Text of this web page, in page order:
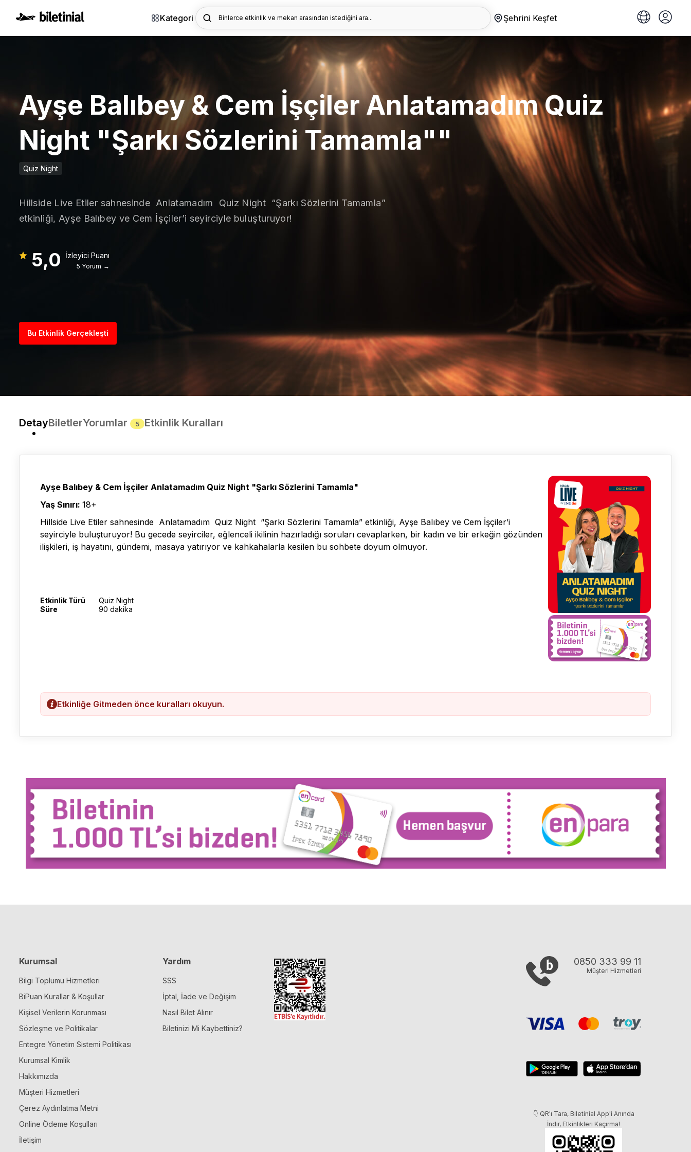
Kategori Binlerce etkinlik ve mekan arasından istediğini ara... Şehrini Keşfet
Ayşe Balıbey & Cem İşçiler Anlatamadım Quiz
Night "Şarkı Sözlerini Tamamla""
Quiz Night
Hillside Live Etiler sahnesinde Anlatamadım Quiz Night “Şarkı Sözlerini Tamamla”
etkinliği, Ayşe Balıbey ve Cem İşçiler’i seyirciyle buluşturuyor!
5,0 İzleyici Puanı
5 Yorum →
Bu Etkinlik Gerçekleşti
DetayBiletlerYorumlar 5 Etkinlik Kuralları
Ayşe Balıbey & Cem İşçiler Anlatamadım Quiz Night "Şarkı Sözlerini Tamamla"
Yaş Sınırı: 18+
Hillside Live Etiler sahnesinde Anlatamadım Quiz Night “Şarkı Sözlerini Tamamla” etkinliği, Ayşe Balıbey ve Cem İşçiler’i
seyirciyle buluşturuyor! Bu gecede seyirciler, eğlenceli ikilinin hazırladığı soruları cevaplarken, bir kadın ve bir erkeğin gözünden
ilişkileri, iş hayatını, gündemi, masaya yatırıyor ve kahkahalarla kesilen bu sohbete doyum olmuyor.
Etkinlik Türü
Quiz Night
Süre
90 dakika
Etkinliğe Gitmeden önce kuralları okuyun.
Kurumsal
Bilgi Toplumu Hizmetleri
BiPuan Kurallar & Koşullar
Kişisel Verilerin Korunması
Sözleşme ve Politikalar
Entegre Yönetim Sistemi Politikası
Kurumsal Kimlik
Hakkımızda
Müşteri Hizmetleri
Çerez Aydınlatma Metni
Online Ödeme Koşulları
İletişim
Yardım
SSS
İptal, İade ve Değişim
Nasıl Bilet Alınır
Biletinizi Mi Kaybettiniz?
0850 333 99 11
Müşteri Hizmetleri
👇 QR'ı Tara, Biletinial App'i Anında
İndir, Etkinlikleri Kaçırma!